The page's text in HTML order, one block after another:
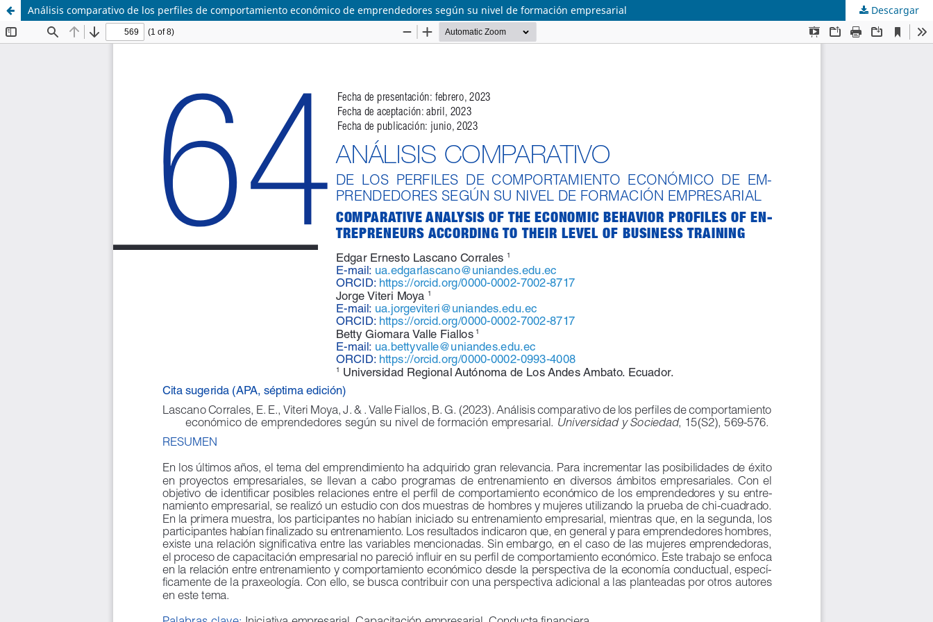
Análisis comparativo de los perfiles de comportamiento económico de emprendedores según su nivel de formación empresarial Descargar